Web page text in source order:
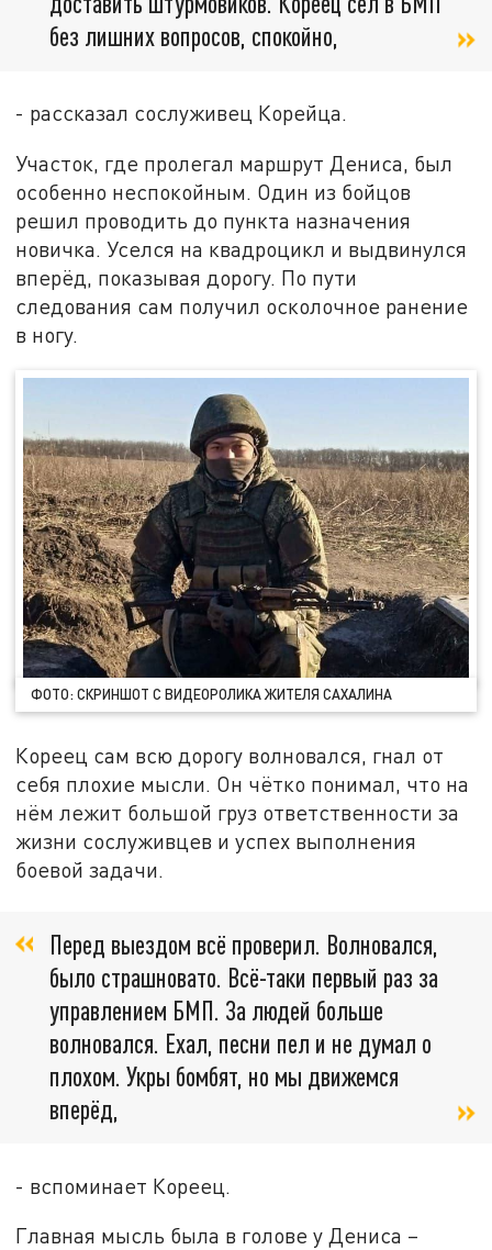
без лишних вопросов, спокойно,
- рассказал сослуживец Корейца.
Участок, где пролегал маршрут Дениса, был
особенно неспокойным. Один из бойцов
решил проводить до пункта назначения
новичка. Уселся на квадроцикл и выдвинулся
вперёд, показывая дорогу. По пути
следования сам получил осколочное ранение
в ногу.
ФОТО: СКРИНШОТ С ВИДЕОРОЛИКА ЖИТЕЛЯ САХАЛИНА
Кореец сам всю дорогу волновался, гнал от
себя плохие мысли. Он чётко понимал, что на
нём лежит большой груз ответственности за
жизни сослуживцев и успех выполнения
боевой задачи.
Перед выездом всё проверил. Волновался,
было страшновато. Всё-таки первый раз за
управлением БМП. За людей больше
волновался. Ехал, песни пел и не думал о
плохом. Укры бомбят, но мы движемся
вперёд,
- вспоминает Кореец.
Главная мысль была в голове у Дениса –